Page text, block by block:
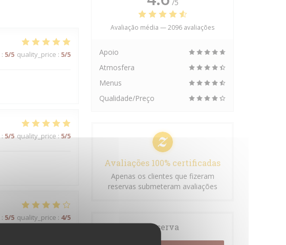
: 5/5 quality_price : 5/5
: 5/5 quality_price : 5/5
: 5/5 quality_price : 4/5
/5
Avaliação média —2096 avaliações
Apoio
Atmosfera
Menus
Qualidade/Preço
Avaliações 100% certificadas
Apenas os clientes que fizeram
reservas submeteram avaliações
Reserva